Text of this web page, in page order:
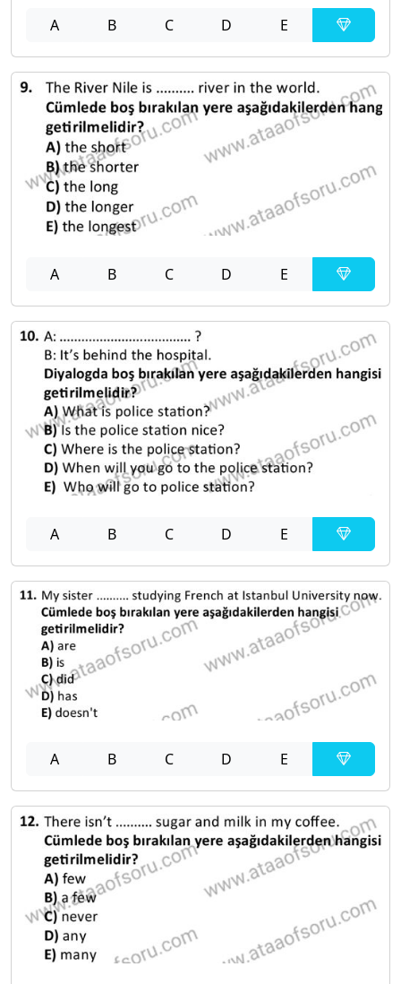
A B C D E
A B C D E
A B C D E
A B C D E